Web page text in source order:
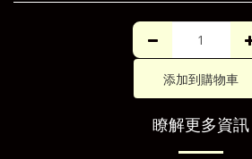
添加到購物車
瞭解更多資訊